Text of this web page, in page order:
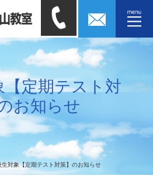
【定期テスト対
お知らせ
生対象【定期テスト対策】のお知らせ